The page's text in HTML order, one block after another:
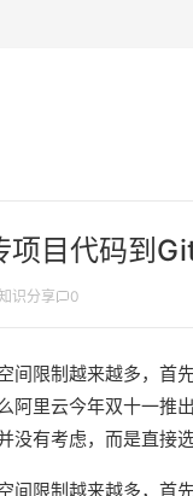
目代码到
识分享 0
间限制越来越多，首
阿里云今年双十一推
没有考虑，而是直接
间限制越来越多，首